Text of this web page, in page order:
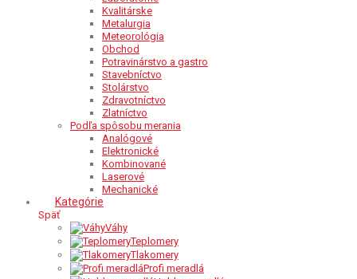
Kvalitárske
Metalurgia
Meteorológia
Obchod
Potravinárstvo a gastro
Stavebníctvo
Stolárstvo
Zdravotníctvo
Zlatníctvo
Podľa spôsobu merania
Analógové
Elektronické
Kombinované
Laserové
Mechanické
Kategórie
Späť
Váhy
Teplomery
Tlakomery
Profi meradlá